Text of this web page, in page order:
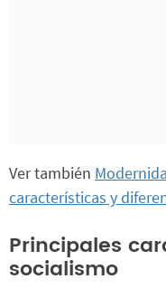
Ver también
características y
Principales
socialismo